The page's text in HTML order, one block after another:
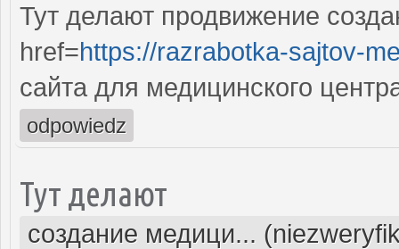
Тут делают продвижение
href=https://razrabotka-sajtov-
сайта для медицинского
odpowiedz
Тут делают
создание медици...